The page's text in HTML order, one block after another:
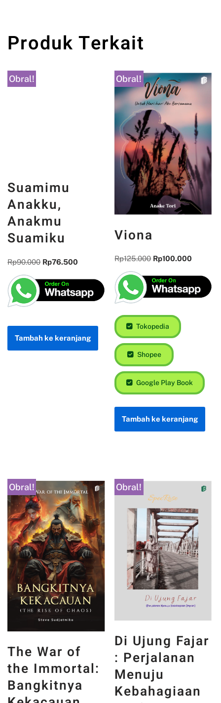
Produk Terkait
Obral!
Suamimu
Anakku,
Anakmu
Suamiku
Rp90.000
Obral!
Viona
Rp125.000 Rp100.000
Tokopedia
Shopee
Google Play Book
Tambah ke keranjang
Obral!
The War of
the Immortal:
Bangkitnya
Obral!
Di Ujung Fajar
: Perjalanan
Menuju
Kebahagiaan